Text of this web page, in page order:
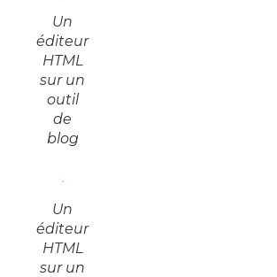
Un
éditeur
HTML
sur un
outil
de
blog
Un
éditeur
HTML
sur un